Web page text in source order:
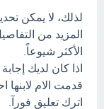
لذلك، لا يمكن
المزيد من
الأكثر شيوعاً.
اذا كان لديك
قدمت الام
اترك تعليق فورآ.